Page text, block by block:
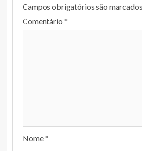
Campos obrigatórios são
Comentário *
Nome*